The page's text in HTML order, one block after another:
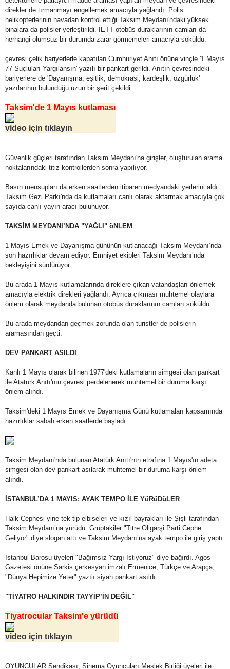
direkler de tırmanmayı engellemek amacıyla yağlandı. Polis
helikopterlerinin havadan kontrol ettiği Taksim Meydanı'ndaki yüksek
binalara da polisler yerleştirildi. İETT otobüs duraklarının camları da
herhangi olumsuz bir durumda zarar görmemeleri amacıyla söküldü.
çevresi çelik bariyerlerle kapatılan Cumhuriyet Anıtı önüne vinçle '1 Mayıs
77 Suçluları Yargılansın' yazılı bir pankart gerildi. Anıtın çevresindeki
bariyerlere de 'Dayanışma, eşitlik, demokrasi, kardeşlik, özgürlük'
yazılarının bulunduğu uzun bir şerit çekildi.
Taksim'de 1 Mayıs kutlaması
video için tıklayın
Güvenlik güçleri tarafından Taksim Meydanı'na girişler, oluşturulan arama
noktalarındaki titiz kontrollerden sonra yapılıyor.
Basın mensupları da erken saatlerden itibaren medyandaki yerlerini aldı.
Taksim Gezi Parkı'nda da kutlamaları canlı olarak aktarmak amacıyla çok
sayıda canlı yayın aracı bulunuyor.
TAKSİM MEYDANI’NDA "YAĞLI" öNLEM
1 Mayıs Emek ve Dayanışma gününün kutlanacağı Taksim Meydanı’nda
son hazırlıklar devam ediyor. Emniyet ekipleri Taksim Meydanı’nda
bekleyişini sürdürüyor.
Bu arada 1 Mayıs kutlamalarında direklere çıkan vatandaşları önlemek
amacıyla elektrik direkleri yağlandı. Ayrıca çıkması muhtemel olaylara
önlem olarak meydanda bulunan otobüs duraklarının camları söküldü.
Bu arada meydandan geçmek zorunda olan turistler de polislerin
aramasından geçti.
DEV PANKART ASILDI
Kanlı 1 Mayıs olarak bilinen 1977'deki kutlamaların simgesi olan pankart
ile Atatürk Anıtı'nın çevresi perdelenerek muhtemel bir duruma karşı
önlem alındı.
Taksim'deki 1 Mayıs Emek ve Dayanışma Günü kutlamaları kapsamında
hazırlıklar sabah erken saatlerde başladı.
Taksim Meydanı'nda bulunan Atatürk Anıtı'nın etrafına 1 Mayıs'ın adeta
simgesi olan dev pankart asılarak muhtemel bir duruma karşı önlem
alındı.
İSTANBUL’DA 1 MAYIS: AYAK TEMPO İLE YüRüDüLER
Halk Cephesi yine tek tip elbiseleri ve kızıl bayrakları ile Şişli tarafından
Taksim Meydanı’na yürüdü. Gruptakiler "Titre Oligarşi Parti Cephe
Geliyor" diye slogan attı ve Taksim Meydanı’na ayak tempo ile giriş yaptı.
İstanbul Barosu üyeleri "Bağımsız Yargı İstiyoruz" diye bağırdı. Agos
Gazetesi önüne Sarkis çerkesyan imzalı Ermenice, Türkçe ve Arapça,
"Dünya Hepimize Yeter" yazılı siyah pankart asıldı.
"TİYATRO HALKINDIR TAYYİP’İN DEĞİL"
Tiyatrocular Taksim'e yürüdü
video için tıklayın
OYUNCULAR Sendikası, Sinema Oyuncuları Meslek Birliği üyeleri ile